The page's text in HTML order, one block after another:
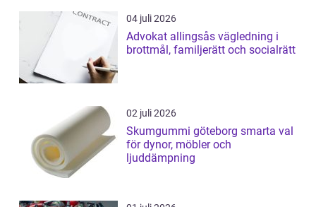
04 juli 2026
Advokat allingsås vägledning i
brottmål, familjerätt och socialrätt
02 juli 2026
Skumgummi göteborg smarta val
för dynor, möbler och
ljuddämpning